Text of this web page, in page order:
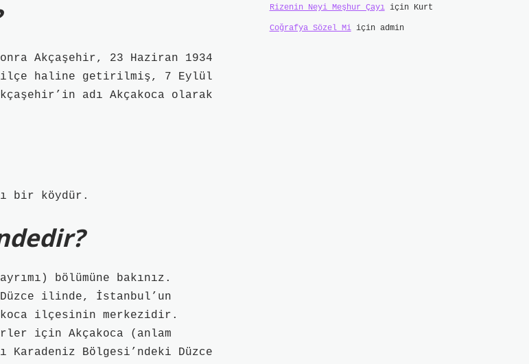
Akçaşehir, 23 Haziran 1934
ilçe haline getirilmiş, 7 Eylül
adı Akçakoca olarak
bir köydür.
bölümüne bakınız.
ilinde, İstanbul’un
ilçesinin merkezidir.
için Akçakoca (anlam
Karadeniz Bölgesi’ndeki Düzce
Rizenin Neyi Meşhur Çayıiçin Kurt
Coğrafya Sözel Miiçin admin